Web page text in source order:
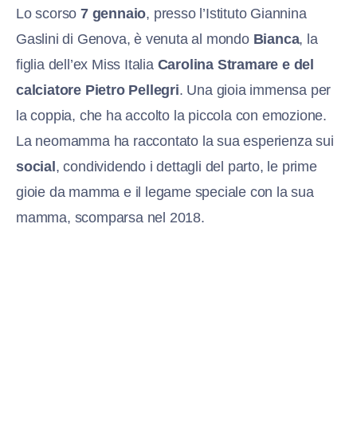
Lo scorso 7 gennaio, presso l’Istituto Giannina
Gaslini di Genova, è venuta al mondo Bianca, la
figlia dell’ex Miss Italia Carolina Stramare e del
calciatore Pietro Pellegri. Una gioia immensa per
la coppia, che ha accolto la piccola con emozione.
La neomamma ha raccontato la sua esperienza sui
social , condividendo i dettagli del parto, le prime
gioie da mamma e il legame speciale con la sua
mamma, scomparsa nel 2018.